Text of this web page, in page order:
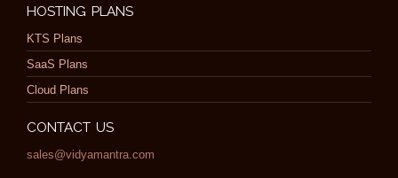
HOSTING PLANS
KTS Plans
SaaS Plans
Cloud Plans
CONTACT US
sales@vidyamantra.com